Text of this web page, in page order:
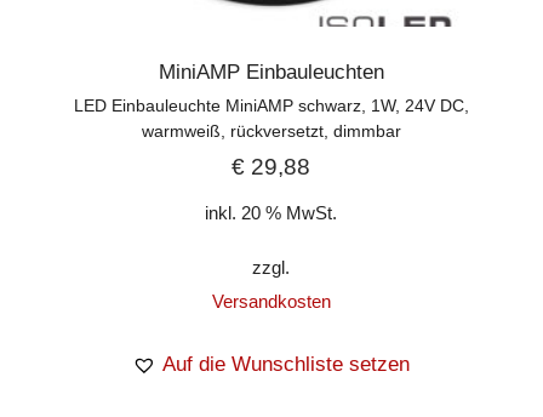
MiniAMP Einbauleuchten
LED Einbauleuchte MiniAMP schwarz, 1W, 24V DC,
warmweiß, rückversetzt, dimmbar
€ 29,88
inkl. 20 % MwSt.
zzgl.
Versandkosten
Auf die Wunschliste setzen